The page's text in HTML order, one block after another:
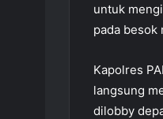
untuk
pada besok
Kapolres
langsung
dilobby